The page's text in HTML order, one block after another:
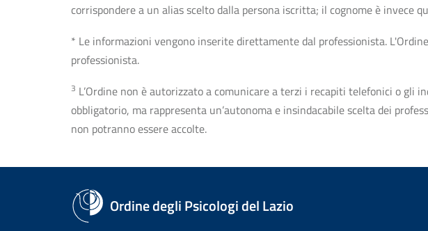
corrispondere a un alias scelto dalla persona iscritta; il cognome è invece
* Le informazioni vengono inserite direttamente dal professionista.
professionista.
3 L’Ordine non è autorizzato a comunicare a terzi i recapiti telefonici o
obbligatorio, ma rappresenta un’autonoma e insindacabile scelta dei
non potranno essere accolte.
Ordine degli Psicologi del Lazio